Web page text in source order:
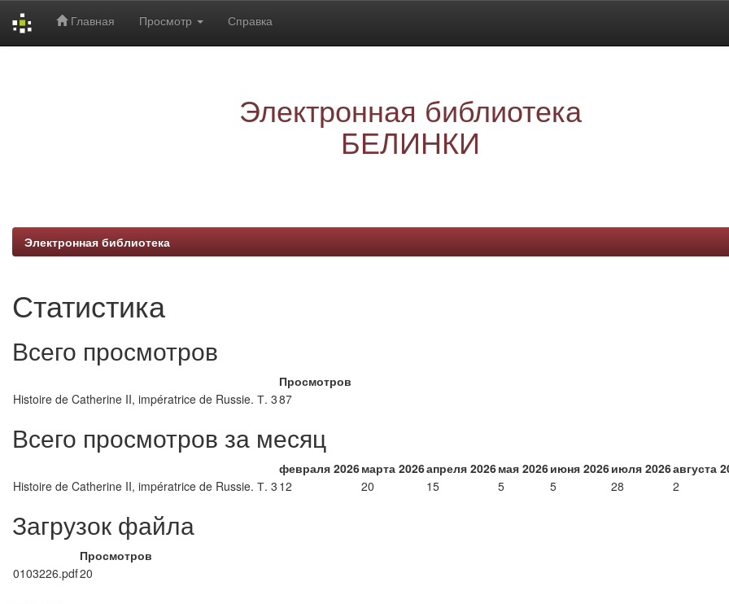
Главная Просмотр Справка
Электронная библиотека
БЕЛИНКИ
Электронная библиотека
Статистика
Всего просмотров
Просмотров
Histoire de Catherine II, impératrice de Russie. Т. 387
Всего просмотров за месяц
февраля 2026марта 2026апреля 2026мая 2026июня 2026июля 2026августа
Histoire de Catherine II, impératrice de Russie. Т. 3 12 20 15 5 5 28 2
Загрузок файла
Просмотров
0103226.pdf20